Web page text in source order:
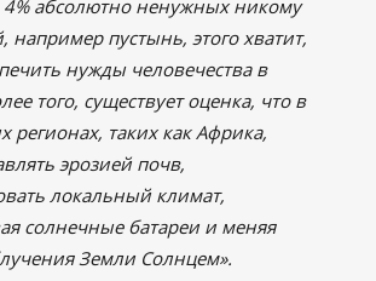
4% абсолютно ненужных никому
например пустынь, этого хватит,
нужды человечества в
того, существует оценка, что в
регионах, таких как Африка,
эрозией почв,
локальный климат,
солнечные батареи и меняя
Земли Солнцем».